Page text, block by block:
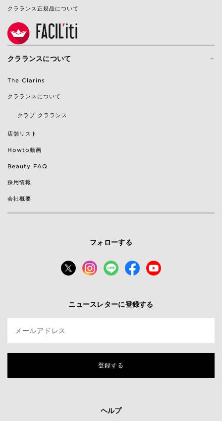
クラランス正規品について
-
クラランスについて
The Clarins
クラランスについて
クラブ クラランス
店舗リスト
Howto動画
Beauty FAQ
採用情報
会社概要
フォローする
ニュースレターに登録する
メールアドレス
登録する
ヘルプ